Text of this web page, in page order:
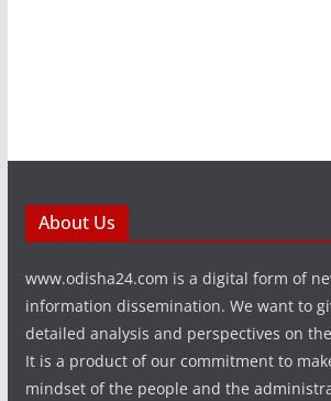
About Us
www.odisha24.com is a digital form of
information dissemination. We want to
detailed analysis and perspectives on
It is a product of our commitment to
mindset of the people and the